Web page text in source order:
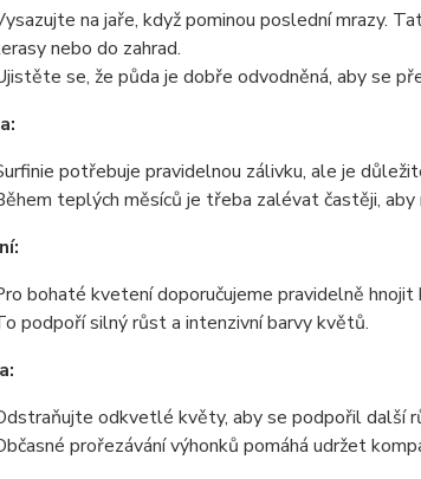
na jaře, když pominou poslední mrazy.
nebo do zahrad.
se, že půda je dobře odvodněná, aby se
potřebuje pravidelnou zálivku, ale je
teplých měsíců je třeba zalévat častěji,
bohaté kvetení doporučujeme pravidelně
podpoří silný růst a intenzivní barvy květů.
odkvetlé květy, aby se podpořil další
prořezávání výhonků pomáhá udržet